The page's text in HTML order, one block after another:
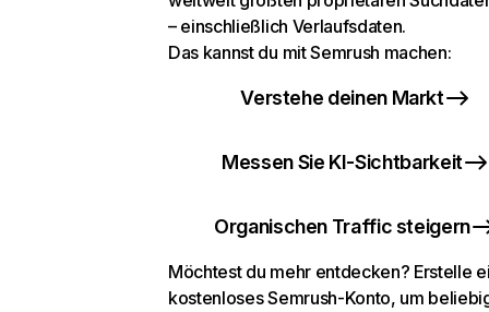
– einschließlich Verlaufsdaten.
Das kannst du mit Semrush machen:
Verstehe deinen Markt
Messen Sie KI-Sichtbarkeit
Organischen Traffic steigern
Möchtest du mehr entdecken? Erstelle
kostenloses Semrush-Konto, um